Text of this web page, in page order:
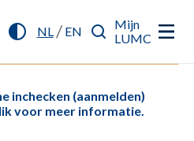
NL/ EN
Mijn
LUMC
inchecken (aanmelden)
voor meer informatie.